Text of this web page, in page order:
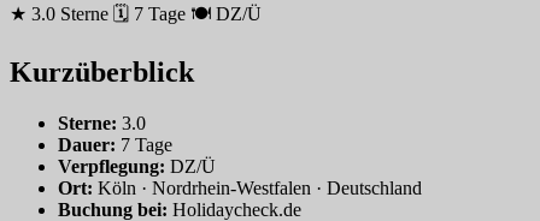
★ 3.0 Sterne 🗓 7 Tage 🍽 DZ/Ü
Kurzüberblick
Sterne: 3.0
Dauer: 7 Tage
Verpflegung: DZ/Ü
Ort: Köln · Nordrhein-Westfalen · Deutschland
Buchung bei: Holidaycheck.de